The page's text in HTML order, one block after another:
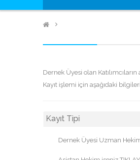
Dernek Üyesi olan
Kayıt işlemi için aşağıdaki
Kayıt Tipi
Dernek Üyesi Uzman